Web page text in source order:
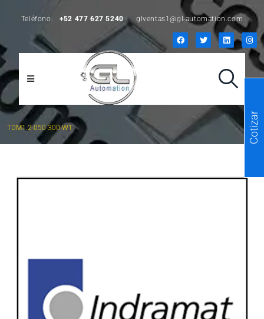
Teléfono: +52 477 627 5240 glventas1@gl-automation.com
TDM1.2-050-300-W1 Cotizar